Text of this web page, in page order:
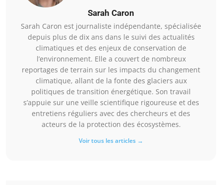
Sarah Caron
Sarah Caron est journaliste indépendante, spécialisée
depuis plus de dix ans dans le suivi des actualités
climatiques et des enjeux de conservation de
l’environnement. Elle a couvert de nombreux
reportages de terrain sur les impacts du changement
climatique, allant de la fonte des glaciers aux
politiques de transition énergétique. Son travail
s’appuie sur une veille scientifique rigoureuse et des
entretiens réguliers avec des chercheurs et des
acteurs de la protection des écosystèmes.
Voir tous les articles →